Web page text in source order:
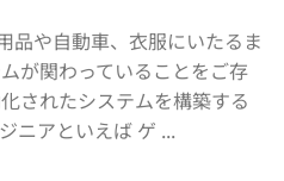
品や自動車、衣服にいたるま
が関わっていることをご存
されたシステムを構築する
ニアといえば ゲ ...